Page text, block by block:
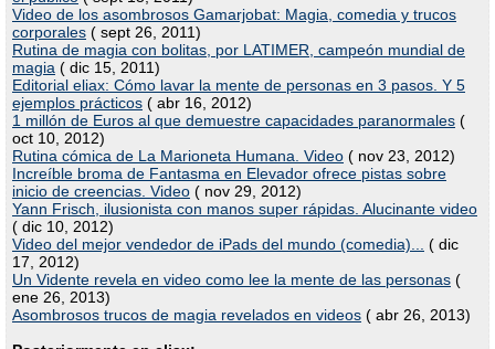
Video de los asombrosos Gamarjobat: Magia, comedia y trucos
corporales ( sept 26, 2011)
Rutina de magia con bolitas, por LATIMER, campeón mundial de
magia ( dic 15, 2011)
Editorial eliax: Cómo lavar la mente de personas en 3 pasos. Y 5
ejemplos prácticos ( abr 16, 2012)
1 millón de Euros al que demuestre capacidades paranormales (
oct 10, 2012)
Rutina cómica de La Marioneta Humana. Video ( nov 23, 2012)
Increíble broma de Fantasma en Elevador ofrece pistas sobre
inicio de creencias. Video ( nov 29, 2012)
Yann Frisch, ilusionista con manos super rápidas. Alucinante video
( dic 10, 2012)
Video del mejor vendedor de iPads del mundo (comedia)...
( dic
17, 2012)
Un Vidente revela en video como lee la mente de las personas (
ene 26, 2013)
Asombrosos trucos de magia revelados en videos ( abr 26, 2013)